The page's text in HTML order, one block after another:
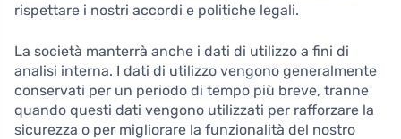
rispettare i nostri accordi e politiche legali.
La società manterrà anche i dati di utilizzo a fini di
analisi interna. I dati di utilizzo vengono generalmente
conservati per un periodo di tempo più breve, tranne
quando questi dati vengono utilizzati per rafforzare la
sicurezza o per migliorare la funzionalità del nostro